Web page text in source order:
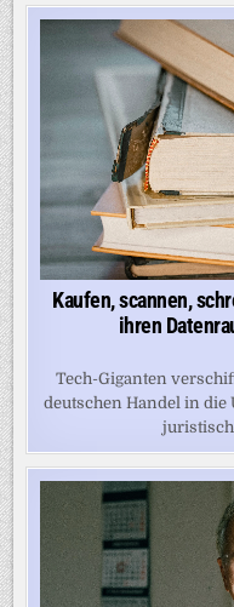
Kaufen, scannen,
ihren
Tech-Giganten
deutschen Handel in die